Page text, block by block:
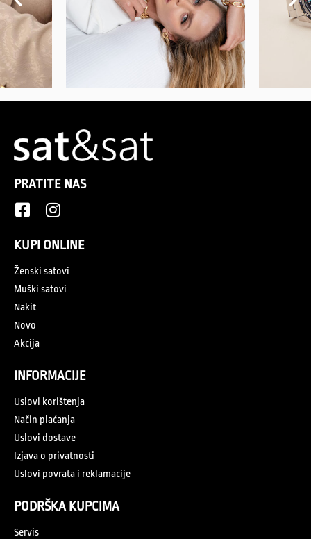
PRATITE NAS
KUPI ONLINE
Ženski satovi
Muški satovi
Nakit
Novo
Akcija
INFORMACIJE
Uslovi korištenja
Način plaćanja
Uslovi dostave
Izjava o privatnosti
Uslovi povrata i reklamacije
PODRŠKA KUPCIMA
Servis